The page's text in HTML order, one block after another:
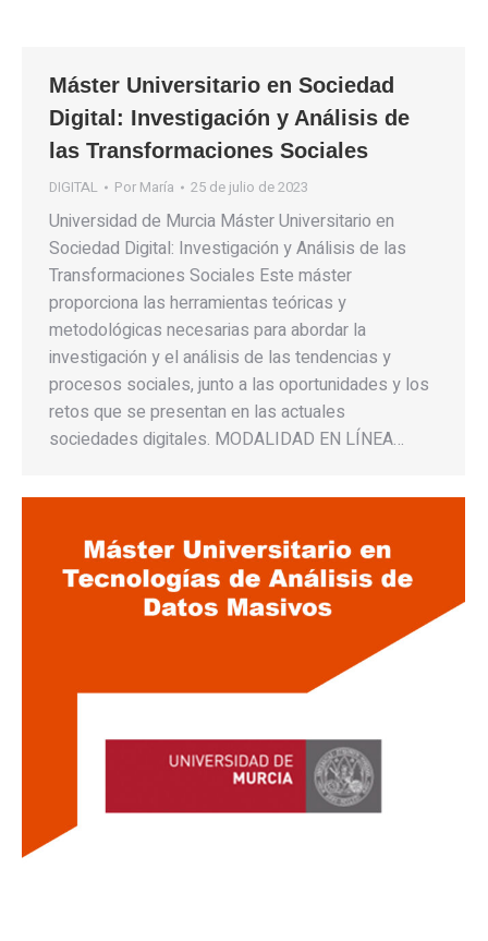
Máster Universitario en Sociedad
Digital: Investigación y Análisis de
las Transformaciones Sociales
DIGITAL Por María 25 de julio de 2023
Universidad de Murcia Máster Universitario en
Sociedad Digital: Investigación y Análisis de las
Transformaciones Sociales Este máster
proporciona las herramientas teóricas y
metodológicas necesarias para abordar la
investigación y el análisis de las tendencias y
procesos sociales, junto a las oportunidades y los
retos que se presentan en las actuales
sociedades digitales. MODALIDAD EN LÍNEA…